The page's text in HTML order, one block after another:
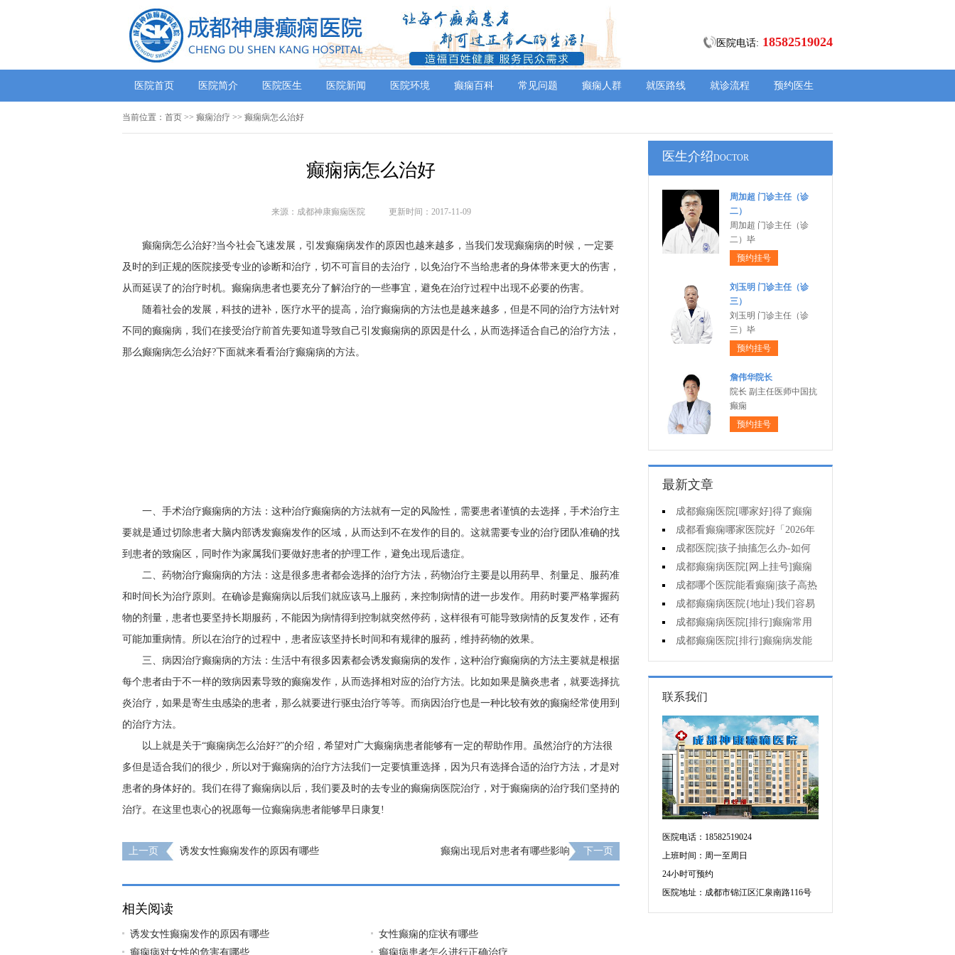
医院电话: 18582519024
医院首页 医院简介 医院医生 医院新闻 医院环境 癫痫百科 常见问题 癫痫人群 就医路线 就诊流程 预约医生
当前位置： 首页 >> 癫痫治疗 >> 癫痫病怎么治好
癫痫病怎么治好
来源：成都神康癫痫医院 更新时间：2017-11-09
癫痫病怎么治好?当今社会飞速发展，引发癫痫病发作的原因也越来越多，当我们发现癫痫病的时候，一定要
及时的到正规的医院接受专业的诊断和治疗，切不可盲目的去治疗，以免治疗不当给患者的身体带来更大的伤害，
从而延误了的治疗时机。癫痫病患者也要充分了解治疗的一些事宜，避免在治疗过程中出现不必要的伤害。
随着社会的发展，科技的进补，医疗水平的提高，治疗癫痫病的方法也是越来越多，但是不同的治疗方法针对
不同的癫痫病，我们在接受治疗前首先要知道导致自己引发癫痫病的原因是什么，从而选择适合自己的治疗方法，
那么癫痫病怎么治好?下面就来看看治疗癫痫病的方法。
一、手术治疗癫痫病的方法：这种治疗癫痫病的方法就有一定的风险性，需要患者谨慎的去选择，手术治疗主
要就是通过切除患者大脑内部诱发癫痫发作的区域，从而达到不在发作的目的。这就需要专业的治疗团队准确的找
到患者的致痫区，同时作为家属我们要做好患者的护理工作，避免出现后遗症。
二、药物治疗癫痫病的方法：这是很多患者都会选择的治疗方法，药物治疗主要是以用药早、剂量足、服药准
和时间长为治疗原则。在确诊是癫痫病以后我们就应该马上服药，来控制病情的进一步发作。用药时要严格掌握药
物的剂量，患者也要坚持长期服药，不能因为病情得到控制就突然停药，这样很有可能导致病情的反复发作，还有
可能加重病情。所以在治疗的过程中，患者应该坚持长时间和有规律的服药，维持药物的效果。
三、病因治疗癫痫病的方法：生活中有很多因素都会诱发癫痫病的发作，这种治疗癫痫病的方法主要就是根据
每个患者由于不一样的致病因素导致的癫痫发作，从而选择相对应的治疗方法。比如如果是脑炎患者，就要选择抗
炎治疗，如果是寄生虫感染的患者，那么就要进行驱虫治疗等等。而病因治疗也是一种比较有效的癫痫经常使用到
的治疗方法。
以上就是关于“癫痫病怎么治好?”的介绍，希望对广大癫痫病患者能够有一定的帮助作用。虽然治疗的方法很
多但是适合我们的很少，所以对于癫痫病的治疗方法我们一定要慎重选择，因为只有选择合适的治疗方法，才是对
患者的身体好的。我们在得了癫痫病以后，我们要及时的去专业的癫痫病医院治疗，对于癫痫病的治疗我们坚持的
治疗。在这里也衷心的祝愿每一位癫痫病患者能够早日康复!
上一页 诱发女性癫痫发作的原因有哪些 癫痫出现后对患者有哪些影响 下一页
相关阅读
诱发女性癫痫发作的原因有哪些
女性癫痫的症状有哪些
癫痫病对女性的危害有哪些
癫痫病患者怎么进行正确治疗
医生介绍DOCTOR
周加超 门诊主任（诊
二）
周加超 门诊主任（诊
二）毕
预约挂号
刘玉明 门诊主任（诊
三）
刘玉明 门诊主任（诊
三）毕
预约挂号
詹伟华院长
院长 副主任医师中国抗
癫痫
预约挂号
最新文章
成都癫痫医院[哪家好]得了癫痫
病怎么治疗效果好?
成都看癫痫哪家医院好「2026年
度公布」孩子有癫痫家长要注意什
么?
成都医院|孩子抽搐怎么办-如何
治疗癫痫呢
成都癫痫病医院[网上挂号]癫痫
怎样选择治疗方式?
成都哪个医院能看癫痫|孩子高热
抽搐怎么办?
成都癫痫病医院{地址}我们容易
对癫痫产生哪些误解?
成都癫痫病医院[排行]癫痫常用
的三种治疗方式
成都癫痫医院[排行]癫痫病发能
强行喂药吗?
联系我们
医院电话：18582519024
上班时间：周一至周日
24小时可预约
医院地址：成都市锦江区汇泉南路116号